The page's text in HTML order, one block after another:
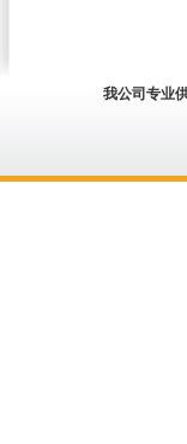
我公司专业